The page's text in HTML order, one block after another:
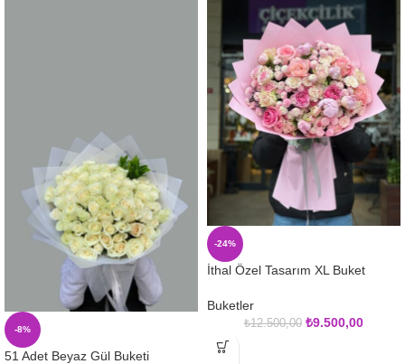
-8%
51 Adet Beyaz Gül Buketi
-24%
İthal Özel Tasarım XL Buket
Buketler
₺12.500,00 ₺9.500,00